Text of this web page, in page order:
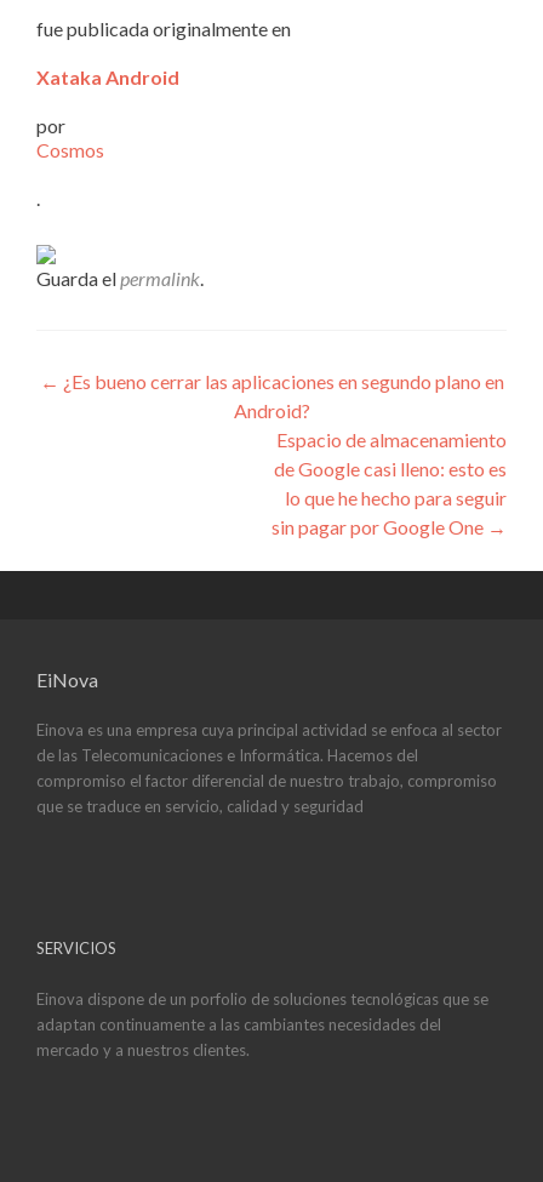
fue publicada originalmente en
Xataka Android
por
Cosmos
Guarda el permalink
Navegación
← ¿Es bueno cerrar las aplicaciones en segundo plano en
Android?
Espacio de almacenamiento
de Google casi lleno: esto es
lo que he hecho para seguir
sin pagar por Google One →
EiNova
Einova es una empresa cuya principal actividad se enfoca al sector
de las Telecomunicaciones e Informática. Hacemos del
compromiso el factor diferencial de nuestro trabajo, compromiso
que se traduce en servicio, calidad y seguridad
SERVICIOS
Einova dispone de un porfolio de soluciones tecnológicas que se
adaptan continuamente a las cambiantes necesidades del
mercado y a nuestros clientes.